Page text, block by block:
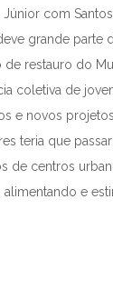
com
grande
restauro do
coletiva de
e novos
teria que
centros
e